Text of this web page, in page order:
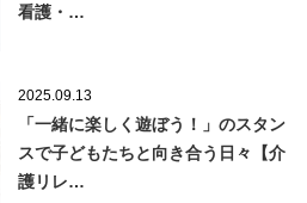
看護・…
2025.09.13
「一緒に楽しく遊ぼう！」のスタン
スで子どもたちと向き合う日々【介
護リレ…